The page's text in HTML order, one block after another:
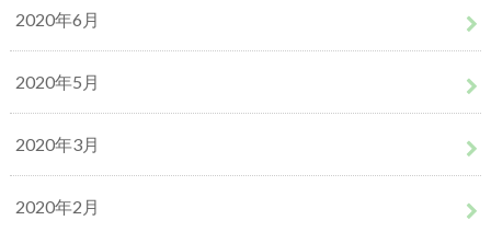
2020年6月
2020年5月
2020年3月
2020年2月